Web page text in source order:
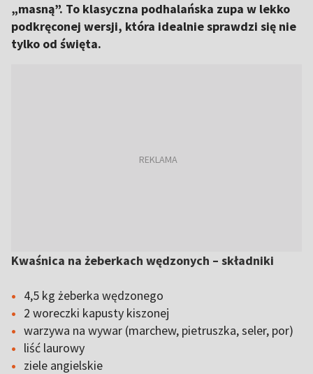
„masną”. To klasyczna podhalańska zupa w lekko
podkręconej wersji, która idealnie sprawdzi się nie
tylko od święta.
Kwaśnica na żeberkach wędzonych – składniki
4,5 kg żeberka wędzonego
2 woreczki kapusty kiszonej
warzywa na wywar (marchew, pietruszka, seler, por)
liść laurowy
ziele angielskie